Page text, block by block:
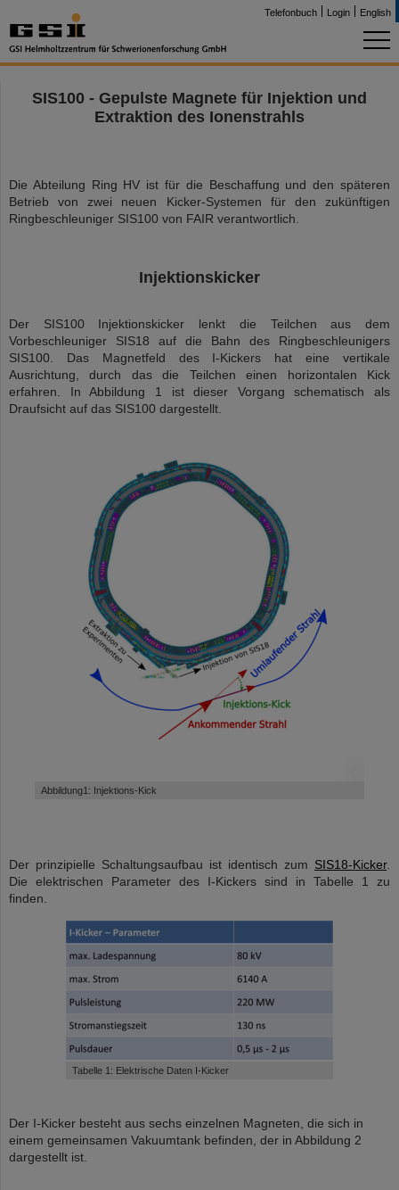
Telefonbuch Login English
SIS100 - Gepulste Magnete für Injektion und
Extraktion des Ionenstrahls
Die Abteilung Ring HV ist für die Beschaffung und den späteren
Betrieb von zwei neuen Kicker-Systemen für den zukünftigen
Ringbeschleuniger SIS100 von FAIR verantwortlich.
Injektionskicker
Der SIS100 Injektionskicker lenkt die Teilchen aus dem
Vorbeschleuniger SIS18 auf die Bahn des Ringbeschleunigers
SIS100. Das Magnetfeld des I-Kickers hat eine vertikale
Ausrichtung, durch das die Teilchen einen horizontalen Kick
erfahren. In Abbildung 1 ist dieser Vorgang schematisch als
Draufsicht auf das SIS100 dargestellt.
Abbildung1: Injektions-Kick
Der prinzipielle Schaltungsaufbau ist identisch zum SIS18-Kicker.
Die elektrischen Parameter des I-Kickers sind in Tabelle 1 zu
finden.
Tabelle 1: Elektrische Daten I-Kicker
Der I-Kicker besteht aus sechs einzelnen Magneten, die sich in
einem gemeinsamen Vakuumtank befinden, der in Abbildung 2
dargestellt ist.